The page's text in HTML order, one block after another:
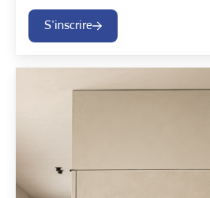
S'inscrire